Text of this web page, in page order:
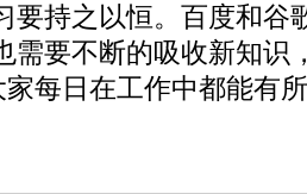
持之以恒。百度和谷
需要不断的吸收新知识
每日在工作中都能有